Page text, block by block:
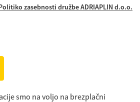
zasebnosti družbe ADRIAPLIN d.o.o.
smo na voljo na brezplačni